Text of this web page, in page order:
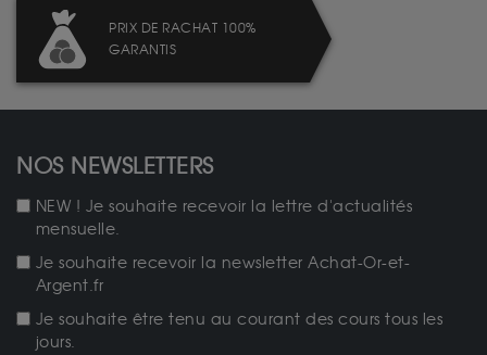
PRIX DE RACHAT 100%
GARANTIS
NOS NEWSLETTERS
NEW ! Je souhaite recevoir la lettre d'actualités
mensuelle.
Je souhaite recevoir la newsletter Achat-Or-et-
Argent.fr
Je souhaite être tenu au courant des cours tous les
jours.